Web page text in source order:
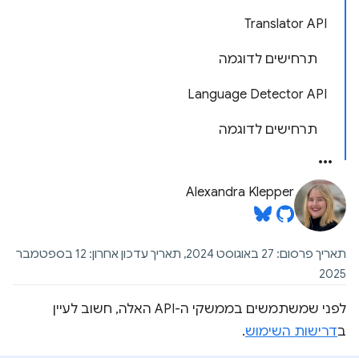
Translator API
תרחישים לדוגמה
Language Detector API
תרחישים לדוגמה
Alexandra Klepper
תאריך פרסום: 27 באוגוסט 2024, תאריך עדכון אחרון: 12 בספטמבר
2025
לפני שמשתמשים בממשקי ה-API האלה, חשוב לעיין
בדרישות השימוש.